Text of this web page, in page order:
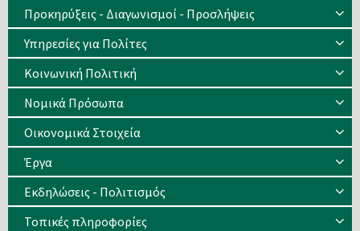
Προκηρύξεις - Διαγωνισμοί - Προσλήψεις
Υπηρεσίες για Πολίτες
Κοινωνική Πολιτική
Νομικά Πρόσωπα
Οικονομικά Στοιχεία
Έργα
Εκδηλώσεις - Πολιτισμός
Τοπικές πληροφορίες